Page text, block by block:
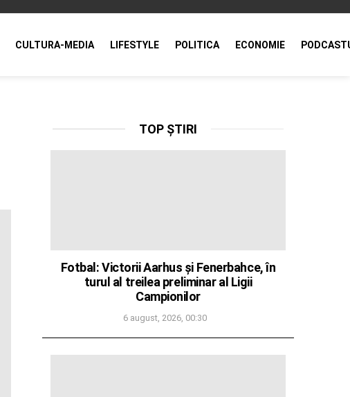
CULTURA-MEDIA LIFESTYLE POLITICA ECONOMIE
TOP ȘTIRI
Fotbal: Victorii Aarhus și Fenerbahce, în
turul al treilea preliminar al Ligii
Campionilor
6 august, 2026, 00:30